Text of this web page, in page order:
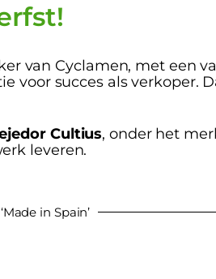
van Cyclamen, met een
succes als verkoper.
Cultius, onder het
leveren.
‘Made in Spain’